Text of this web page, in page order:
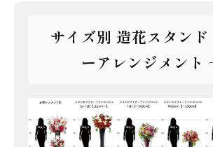
サイズ別 造花スタンド
ーアレンジメント